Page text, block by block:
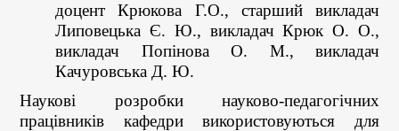
доцент Крюкова Г.О., старший викладач
Липовецька Є. Ю., викладач Крюк О. О.,
викладач Попінова О. М., викладач
Качуровська Д. Ю.
Наукові розробки науково-педагогічних
працівників кафедри використовуються для